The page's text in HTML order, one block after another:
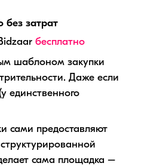
без затрат
бесплатно
шаблоном закупки
Даже если
единственного
сами предоставляют
сама площадка –